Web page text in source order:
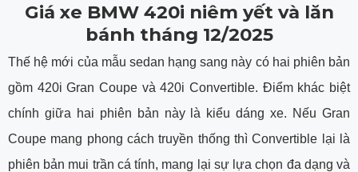
Giá xe BMW 420i niêm yết và lăn
bánh tháng 12/2025
Thế hệ mới của mẫu sedan hạng sang này có hai phiên bản
gồm 420i Gran Coupe và 420i Convertible. Điểm khác biệt
chính giữa hai phiên bản này là kiểu dáng xe. Nếu Gran
Coupe mang phong cách truyền thống thì Convertible lại là
phiên bản mui trần cá tính, mang lại sự lựa chọn đa dạng và